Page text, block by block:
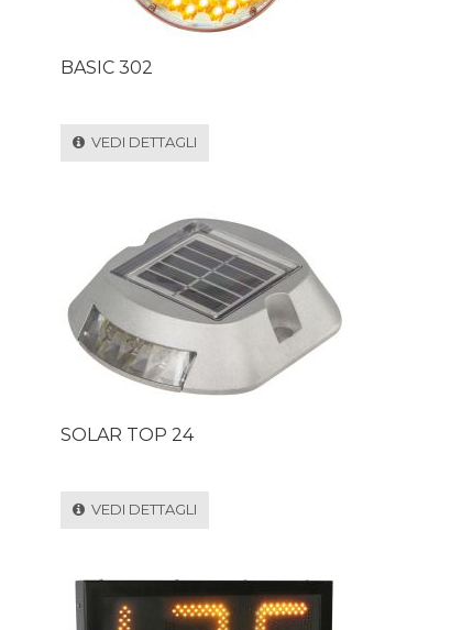
BASIC 302
VEDI DETTAGLI
SOLAR TOP 24
VEDI DETTAGLI